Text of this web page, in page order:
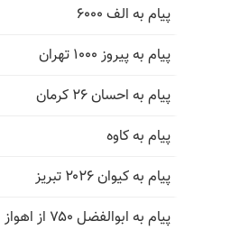
پیام به الف ۶۰۰۰
پیام به پیروز ۱۰۰۰ تهران
پیام به احسان ۲۶ کرمان
پیام به کاوه
پیام به کیوان ۲۰۲۶ تبریز
پیام به ابوالفضل ۷۵۰ از اهواز